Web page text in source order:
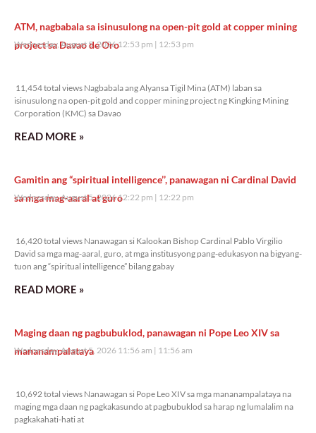
ATM, nagbabala sa isinusulong na open-pit gold at copper mining
project sa Davao de Oro
Wednesday, August 5, 2026 12:53 pm 12:53 pm
11,454 total views Nagbabala ang Alyansa Tigil Mina (ATM) laban sa
isinusulong na open-pit gold and copper mining project ng Kingking Mining
Corporation (KMC) sa Davao
READ MORE »
Gamitin ang “spiritual intelligence’’, panawagan ni Cardinal David
sa mga mag-aaral at guro
Wednesday, August 5, 2026 12:22 pm 12:22 pm
16,420 total views Nanawagan si Kalookan Bishop Cardinal Pablo Virgilio
David sa mga mag-aaral, guro, at mga institusyong pang-edukasyon na bigyang-
tuon ang “spiritual intelligence” bilang gabay
READ MORE »
Maging daan ng pagbubuklod, panawagan ni Pope Leo XIV sa
mananampalataya
Wednesday, August 5, 2026 11:56 am 11:56 am
10,692 total views Nanawagan si Pope Leo XIV sa mga mananampalataya na
maging mga daan ng pagkakasundo at pagbubuklod sa harap ng lumalalim na
pagkakahati-hati at